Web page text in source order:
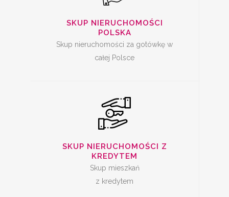
SKUP NIERUCHOMOŚCI
POLSKA
Skup nieruchomości za gotówkę w
całej Polsce
SKUP NIERUCHOMOŚCI Z
KREDYTEM
Skup mieszkań
z kredytem
KREDYTEM
NIERUCHOMOŚCI Z
KOMORNIKIEM